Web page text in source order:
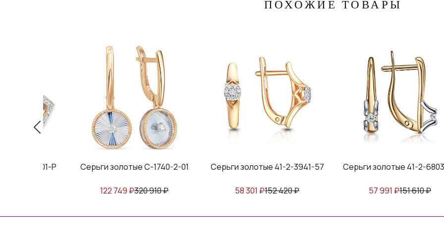
ПОХОЖИЕ ТОВАРЫ
С-1740-2-01 Серьги золотые 41-2-3941-57
58 301₽152 420₽
Серьги золотые 41-2-6803-57
57 991₽151 610₽
Серьги золотые 24224-
97 894 ₽255 930₽